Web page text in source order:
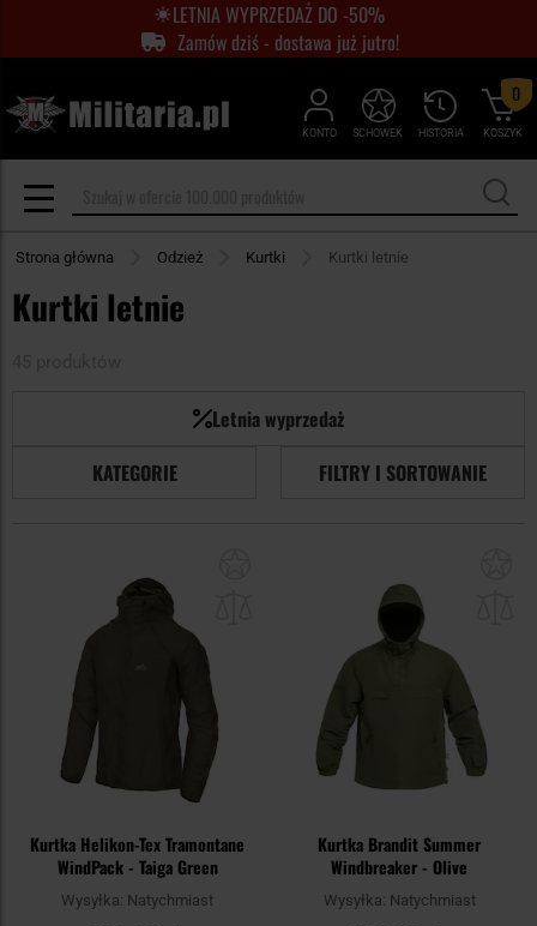
LETNIA WYPRZEDAŻ DO -50%
Zamów dziś - dostawa już jutro!
KONTO HISTORIA
SCHOWEK KOSZYK
0
Strona główna Odzież Kurtki Kurtki letnie
Kurtki letnie
Letnia wyprzedaż
KATEGORIE
FILTRY I SORTOWANIE
Kurtka Helikon-Tex Tramontane
WindPack - Taiga Green
Wysyłka: Natychmiast
Kurtka Brandit Summer
Windbreaker - Olive
Wysyłka: Natychmiast